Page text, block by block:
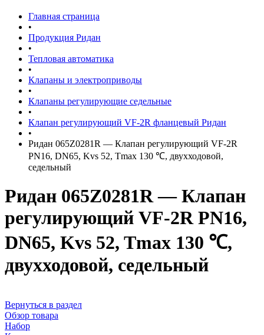
Главная страница
•
Продукция Ридан
•
Тепловая автоматика
•
Клапаны и электроприводы
•
Клапаны регулирующие седельные
•
Клапан регулирующий VF-2R фланцевый Ридан
•
Ридан 065Z0281R — Клапан регулирующий VF-2R
PN16, DN65, Kvs 52, Tmax 130 ℃, двухходовой,
седельный
Ридан 065Z0281R — Клапан
регулирующий VF-2R PN16,
DN65, Kvs 52, Tmax 130 ℃,
двухходовой, седельный
Вернуться в раздел
Обзор товара
Набор